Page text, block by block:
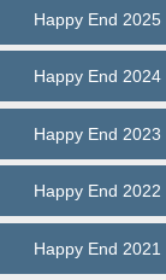
Happy End 2025
Happy End 2024
Happy End 2023
Happy End 2022
Happy End 2021